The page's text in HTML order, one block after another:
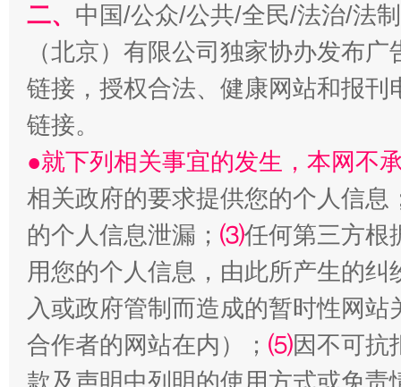
阿坝州三大球赛在茂县开幕 规模
二、 中国/公众/公共/全民/法治/法
（北京）有限公司独家协办发布
链接，授权合法、健康网站和报
链接。
●就下列相关事宜的发生，本网不
相关政府的要求提供您的个人信息
的个人信息泄漏； ⑶任何第三方根
用您的个人信息，由此所产生的纠
入或政府管制而造成的暂时性网
合作者的网站在内）； ⑸因不可抗
款及声明中列明的使用方式或免责